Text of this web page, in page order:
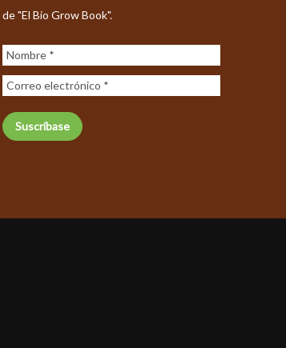
de "El Bio Grow Book".